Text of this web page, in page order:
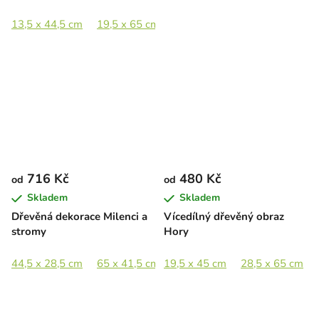
13,5 x 44,5 cm 19,5 x 65 cm
Dřevěná dekorace Milenci a
stromy
od 716 Kč
Skladem
44,5 x 28,5 cm 65 x 41,5 cm 89 x 57 cm 130 x 83,5 cm
Vícedílný dřevěný obraz
Hory
od 480 Kč
Skladem
19,5 x 45 cm 28,5 x 65 cm